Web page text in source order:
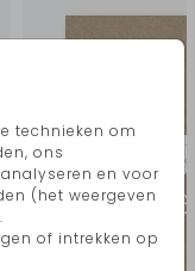
technieken om
ons
en voor
(het weergeven
of intrekken op